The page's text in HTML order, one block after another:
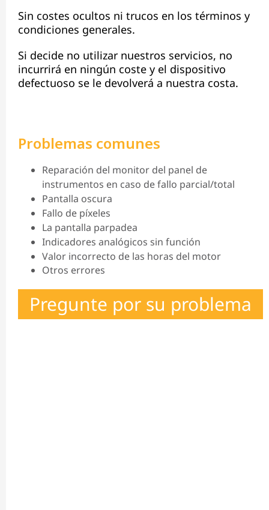
Sin costes ocultos ni trucos en los términos y
condiciones generales.
Si decide no utilizar nuestros servicios, no
incurrirá en ningún coste y el dispositivo
defectuoso se le devolverá a nuestra costa.
Problemas comunes
Reparación del monitor del panel de
instrumentos en caso de fallo parcial/total
Pantalla oscura
Fallo de píxeles
La pantalla parpadea
Indicadores analógicos sin función
Valor incorrecto de las horas del motor
Otros errores
Pregunte por su problema